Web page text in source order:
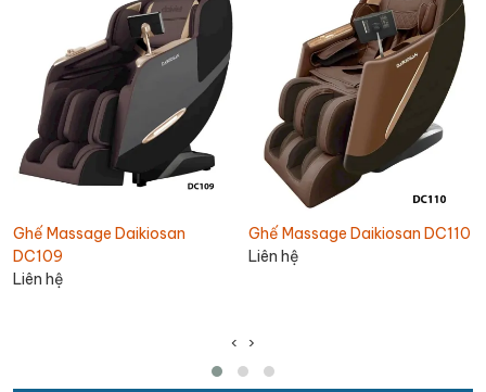
Ghế Massage Daikiosan
DC109
Liên hệ
Ghế Massage Daikiosan DC110
Liên hệ
‹
›